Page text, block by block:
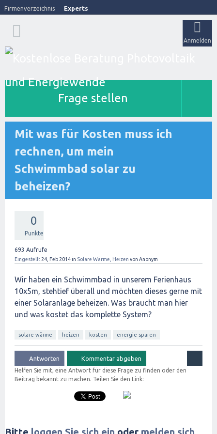
Firmenverzeichnis Experts
Anmelden
Frage stellen
Mit was für Kosten muss ich
rechnen, um mein
Schwimmbad solar zu
beheizen?
0
Punkte
693 Aufrufe
Eingestellt 24, Feb 2014in Solare Wärme, Heizen von Anonym
Wir haben ein Schwimmbad in unserem Ferienhaus
10x5m, stehtief überall und möchten dieses gerne mit
einer Solaranlage beheizen. Was braucht man hier
und was kostet das komplette System?
solare wärme heizen kosten energie sparen
Helfen Sie mit, eine Antwort für diese Frage zu finden oder den
Beitrag bekannt zu machen. Teilen Sie den Link: